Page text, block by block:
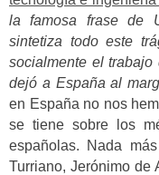
la famosa frase de
sintetiza todo este
socialmente el
dejó a España al
en España no nos
se tiene sobre los
españolas. Nada
Turriano, Jerónimo de